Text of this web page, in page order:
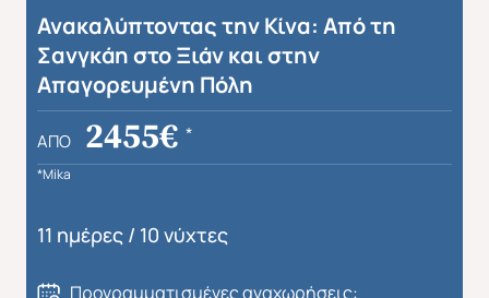
Ανακαλύπτοντας την Κίνα: Από τη
Σανγκάη στο Ξιάν και στην
Απαγορευμένη Πόλη
ΑΠΌ 2455€ *
*Mika
11 ημέρες / 10 νύχτες
Προγραμματισμένες αναχωρήσεις: